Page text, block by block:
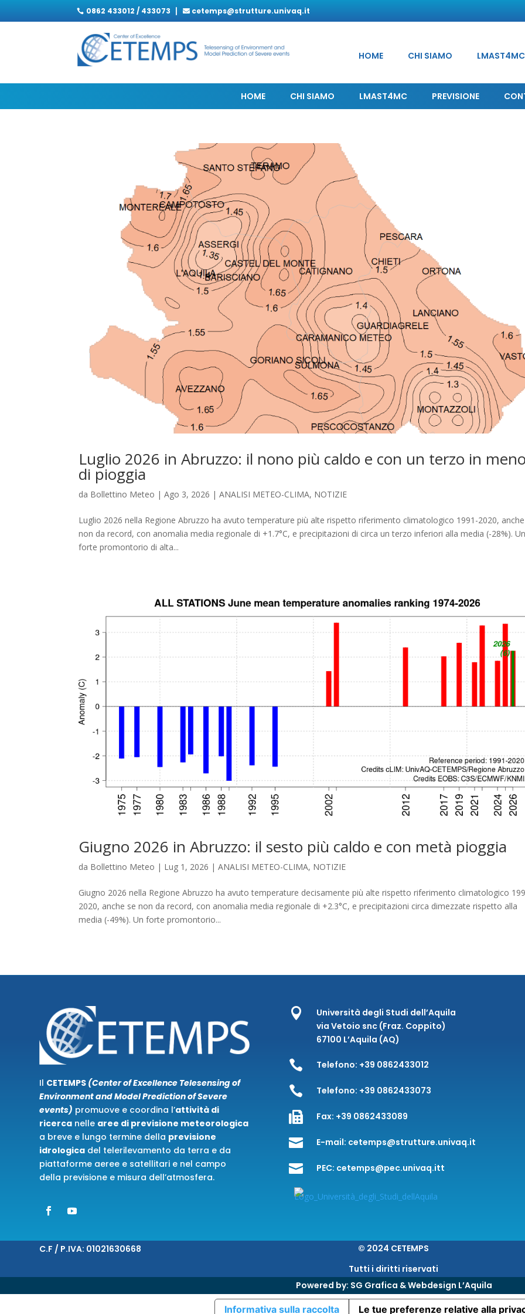
0862 433012 / 433073  cetemps@strutture.univaq.it
HOME CHI SIAMO LMAST4MC
HOME CHI SIAMO LMAST4MC PREVISIONE
Luglio 2026 in Abruzzo: il nono più caldo e con un terzo in meno
di pioggia
da Bollettino Meteo |Ago 3, 2026 |ANALISI METEO-CLIMA, NOTIZIE
Luglio 2026 nella Regione Abruzzo ha avuto temperature più alte rispetto riferimento climatologico 1991-2020,
non da record, con anomalia media regionale di +1.7°C, e precipitazioni di circa un terzo inferiori alla media (-28%). Un
forte promontorio di alta...
Giugno 2026 in Abruzzo: il sesto più caldo e con metà pioggia
da Bollettino Meteo | Lug 1, 2026 |ANALISI METEO-CLIMA, NOTIZIE
Giugno 2026 nella Regione Abruzzo ha avuto temperature decisamente più alte rispetto riferimento climatologico
2020, anche se non da record, con anomalia media regionale di +2.3°C, e precipitazioni circa dimezzate rispetto alla
media (-49%). Un forte promontorio...
Il CETEMPS (Center of Excellence Telesensing of
Environment and Model Prediction of Severe
events) promuove e coordina l’attività di
ricerca nelle aree di previsione meteorologica
a breve e lungo termine della previsione
idrologica del telerilevamento da terra e da
piattaforme aeree e satellitari e nel campo
della previsione e misura dell’atmosfera.

Università degli Studi dell’Aquila
via Vetoio snc (Fraz. Coppito)
67100 L’Aquila (AQ)
 Telefono: +39 0862433012
 Telefono: +39 0862433073
 Fax: +39 0862433089
 E-mail: cetemps@strutture.univaq.it
 PEC: cetemps@pec.univaq.itt
C.F / P.IVA: 01021630668
© 2024 CETEMPS
Tutti i diritti riservati
Powered by: SG Grafica & Webdesign L’Aquila
Informativa sulla raccolta Le tue preferenze relative alla